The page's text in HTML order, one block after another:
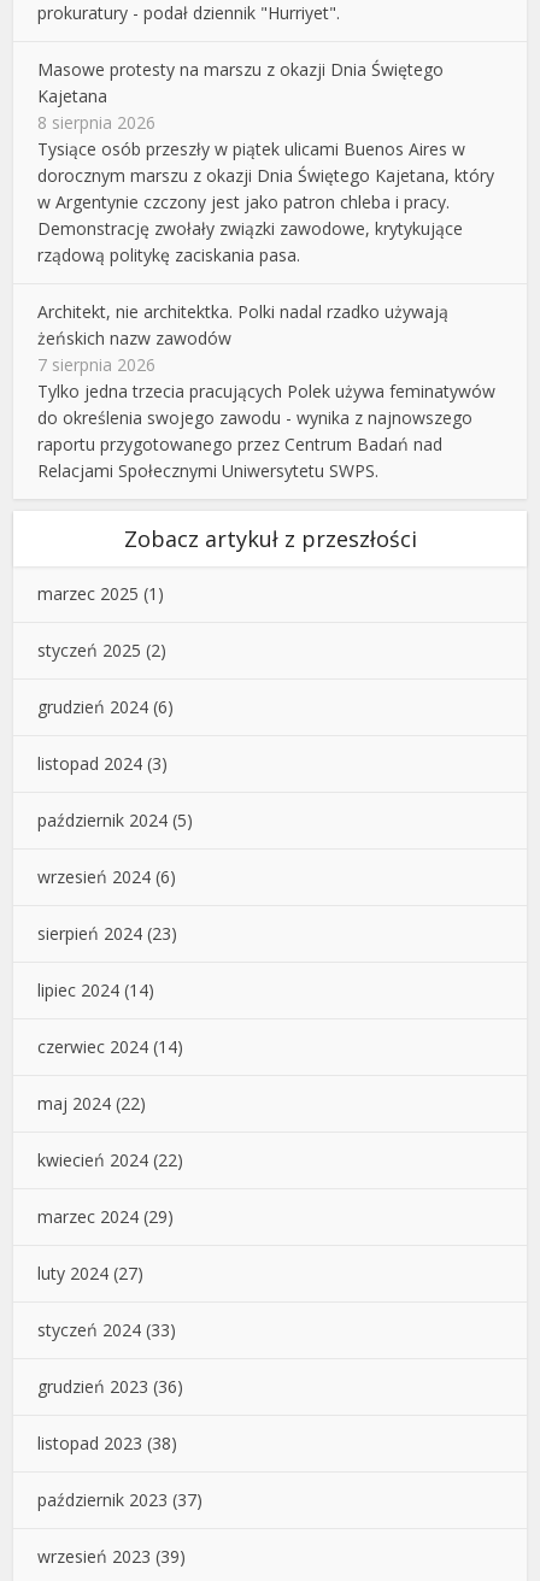
prokuratury - podał dziennik "Hurriyet".
Masowe protesty na marszu z okazji Dnia Świętego
Kajetana
8 sierpnia 2026
Tysiące osób przeszły w piątek ulicami Buenos Aires w
dorocznym marszu z okazji Dnia Świętego Kajetana, który
w Argentynie czczony jest jako patron chleba i pracy.
Demonstrację zwołały związki zawodowe, krytykujące
rządową politykę zaciskania pasa.
Architekt, nie architektka. Polki nadal rzadko używają
żeńskich nazw zawodów
7 sierpnia 2026
Tylko jedna trzecia pracujących Polek używa feminatywów
do określenia swojego zawodu - wynika z najnowszego
raportu przygotowanego przez Centrum Badań nad
Relacjami Społecznymi Uniwersytetu SWPS.
Zobacz artykuł z przeszłości
marzec 2025 (1)
styczeń 2025 (2)
grudzień 2024 (6)
listopad 2024 (3)
październik 2024 (5)
wrzesień 2024 (6)
sierpień 2024 (23)
lipiec 2024 (14)
czerwiec 2024 (14)
maj 2024 (22)
kwiecień 2024 (22)
marzec 2024 (29)
luty 2024 (27)
styczeń 2024 (33)
grudzień 2023 (36)
listopad 2023 (38)
październik 2023 (37)
wrzesień 2023 (39)